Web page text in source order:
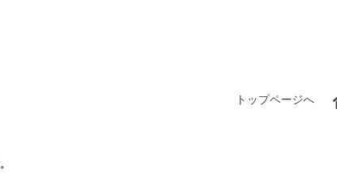
トップページへ